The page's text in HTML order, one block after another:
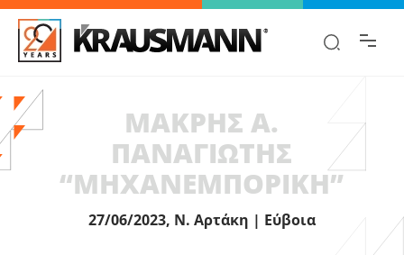
ΜΑΚΡΗΣ Α.
ΠΑΝΑΓΙΩΤΗΣ
“ΜΗΧΑΝΕΜΠΟΡΙΚΗ”
27/06/2023, Ν. Αρτάκη | Εύβοια
Βρες γρήγορα την πληροφορία που
ψάχνεις!